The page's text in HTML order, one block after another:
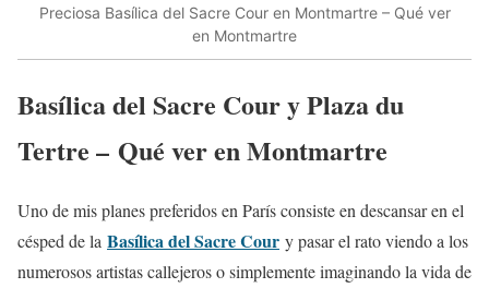
Preciosa Basílica del Sacre Cour en Montmartre – Qué ver
en Montmartre
Basílica del Sacre Cour y Plaza du
Tertre – Qué ver en Montmartre
Uno de mis planes preferidos en París consiste en descansar en el
césped de la Basílica del Sacre Cour y pasar el rato viendo a los
numerosos artistas callejeros o simplemente imaginando la vida de